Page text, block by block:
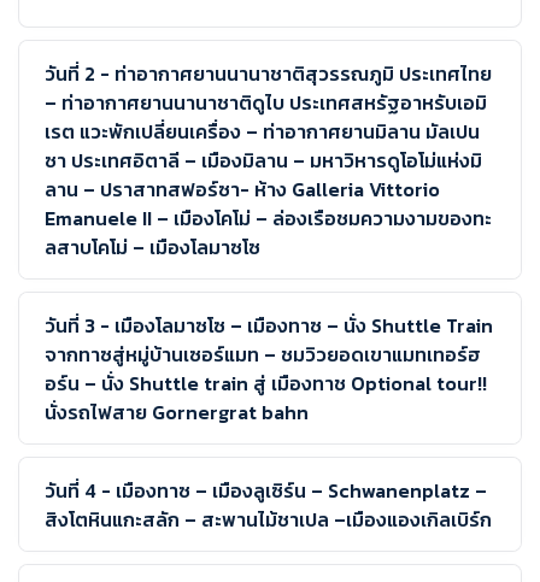
วันที่ 2 - ท่าอากาศยานนานาชาติสุวรรณภูมิ ประเทศไทย
– ท่าอากาศยานนานาชาติดูไบ ประเทศสหรัฐอาหรับเอมิ
เรต แวะพักเปลี่ยนเครื่อง – ท่าอากาศยานมิลาน มัลเปน
ซา ประเทศอิตาลี – เมืองมิลาน – มหาวิหารดูโอโม่แห่งมิ
ลาน – ปราสาทสฟอร์ซา- ห้าง Galleria Vittorio
Emanuele II – เมืองโคโม่ – ล่องเรือชมความงามของทะ
ลสาบโคโม่ – เมืองโลมาซโซ
วันที่ 3 - เมืองโลมาซโซ – เมืองทาซ – นั่ง Shuttle Train
จากทาซสู่หมู่บ้านเซอร์แมท – ชมวิวยอดเขาแมทเทอร์ฮ
อร์น – นั่ง Shuttle train สู่ เมืองทาช Optional tour!!
นั่งรถไฟสาย Gornergrat bahn
วันที่ 4 - เมืองทาซ – เมืองลูเซิร์น – Schwanenplatz –
สิงโตหินแกะสลัก – สะพานไม้ชาเปล –เมืองแองเกิลเบิร์ก